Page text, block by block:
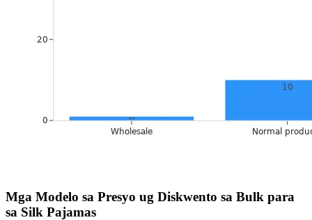
Mga Modelo sa Presyo ug Diskwento sa Bulk para
sa Silk Pajamas